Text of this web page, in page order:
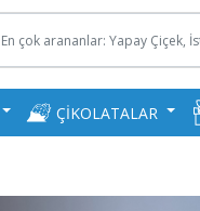
ÇİKOLATALAR